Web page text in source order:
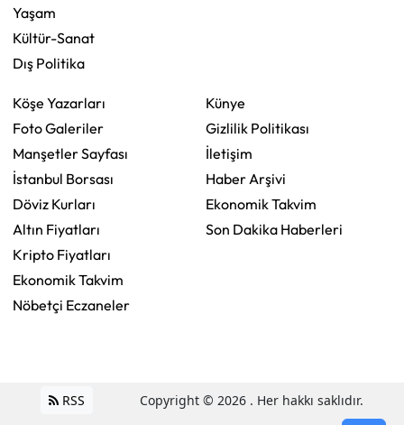
Yaşam
Kültür-Sanat
Dış Politika
Köşe Yazarları
Foto Galeriler
Manşetler Sayfası
İstanbul Borsası
Döviz Kurları
Altın Fiyatları
Kripto Fiyatları
Ekonomik Takvim
Nöbetçi Eczaneler
Künye
Gizlilik Politikası
İletişim
Haber Arşivi
Ekonomik Takvim
Son Dakika Haberleri
RSS Copyright © 2026 . Her hakkı saklıdır.